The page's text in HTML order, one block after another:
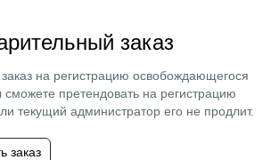
заказ
на регистрацию освобождающегося
претендовать на регистрацию
текущий администратор его не продлит.
заказ